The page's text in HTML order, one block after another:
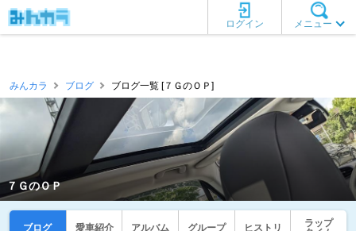
メニュー
ログイン
みんカラ ブログ ブログ一覧 [７ＧのＯＰ]
７ＧのＯＰ
ブログ 愛車紹介 アルバム グループ ヒストリ
ラップ